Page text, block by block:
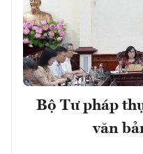
Bộ Tư pháp
văn